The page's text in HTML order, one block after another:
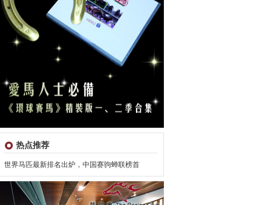
热点推荐
世界马匹最新排名出炉，中国赛驹蝉联榜首